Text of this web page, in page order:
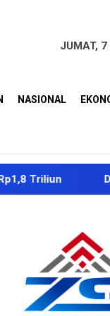
JUMAT,
NASIONAL
Singapura